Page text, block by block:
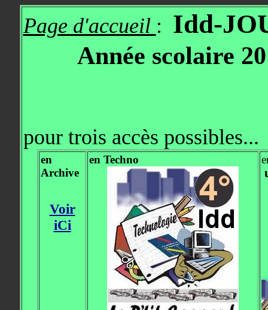
Page d'accueil : Idd-
Année scolaire
pour trois accès possibles...
en
Archive
Voir
iCi
en Techno